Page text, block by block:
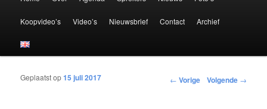
Koopvideo’s Video’s Nieuwsbrief Contact Archief
Bericht navigatie ← Vorige Volgende →
Geplaatst op15 juli 2017